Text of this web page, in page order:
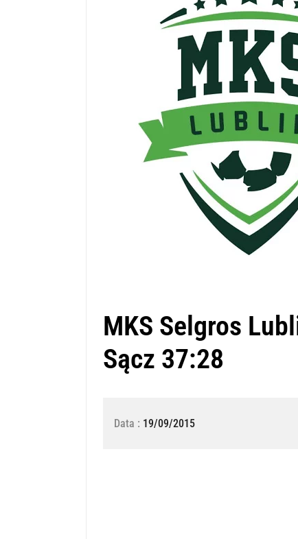
MKS Selgros
Sącz 37:28
Data : 19/09/2015